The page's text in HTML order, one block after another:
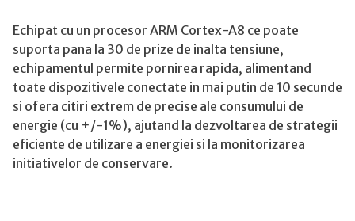
Echipat cu un procesor ARM Cortex-A8 ce poate
suporta pana la 30 de prize de inalta tensiune,
echipamentul permite pornirea rapida, alimentand
toate dispozitivele conectate in mai putin de 10 secunde
si ofera citiri extrem de precise ale consumului de
energie (cu +/-1%), ajutand la dezvoltarea de strategii
eficiente de utilizare a energiei si la monitorizarea
initiativelor de conservare.